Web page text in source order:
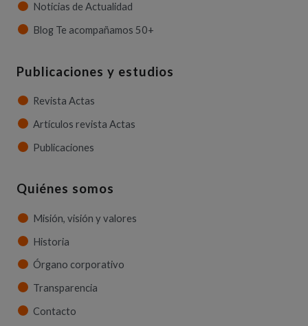
Noticias de Actualidad
Blog Te acompañamos 50+
Publicaciones y estudios
Revista Actas
Artículos revista Actas
Publicaciones
Quiénes somos
Misión, visión y valores
Historia
Órgano corporativo
Transparencia
Contacto